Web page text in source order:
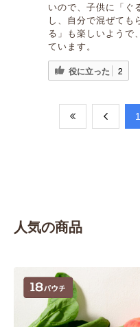
いので、子供に「ぐ
し、自分で混ぜても
る」も楽しいようで
ています。
役に立った 2
​1
人気の商品